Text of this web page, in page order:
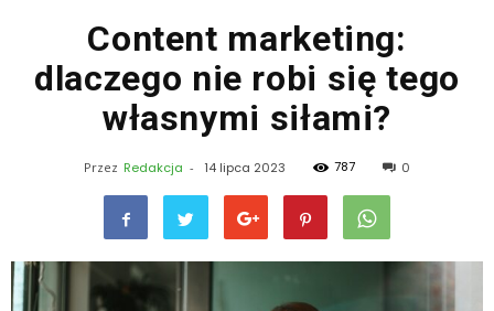
Content marketing:
dlaczego nie robi się tego
własnymi siłami?
Przez Redakcja - 14 lipca 2023 787 0